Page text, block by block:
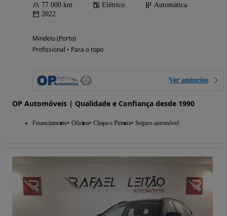
77 000 km Elétrico
Automática
2022
Mindelo (Porto)
Profissional • Para o topo
Ver anúncios
OP Automóveis | Qualidade e Confiança desde 1990
Financiamento Oficina Chapa e Pintura Seguro automóvel